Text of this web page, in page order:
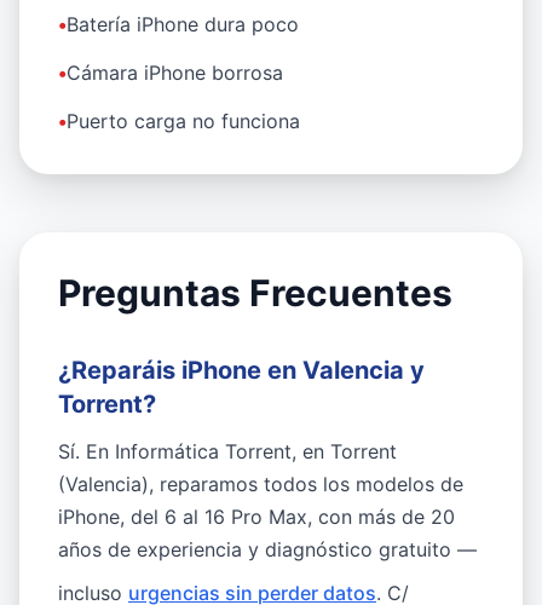
•Batería iPhone dura poco
•Cámara iPhone borrosa
•Puerto carga no funciona
Preguntas Frecuentes
¿Reparáis iPhone en Valencia y
Torrent?
Sí. En Informática Torrent, en Torrent
(Valencia), reparamos todos los modelos de
iPhone, del 6 al 16 Pro Max, con más de 20
años de experiencia y diagnóstico gratuito —
incluso urgencias sin perder datos. C/